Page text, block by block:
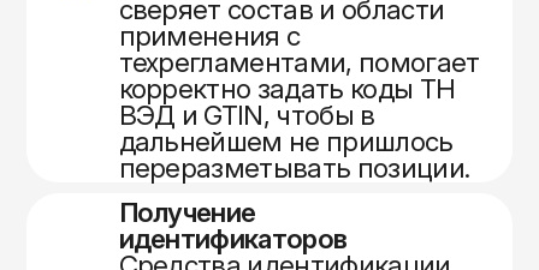
сверяет состав и области
применения с
техрегламентами, помогает
корректно задать коды ТН
ВЭД и GTIN, чтобы в
дальнейшем не пришлось
переразметывать позиции.
Получение
идентификаторов